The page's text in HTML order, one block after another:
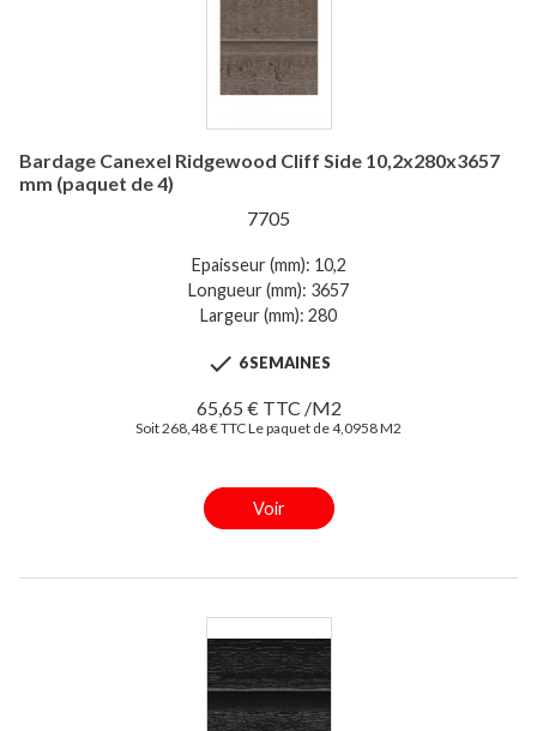
Bardage Canexel Ridgewood Cliff Side 10,2x280x3657
mm (paquet de 4)
7705
Epaisseur (mm): 10,2
Longueur (mm): 3657
Largeur (mm): 280
 6 SEMAINES
65,65 € TTC /M2
Soit 268,48 € TTC Le paquet de 4,0958 M2
Voir